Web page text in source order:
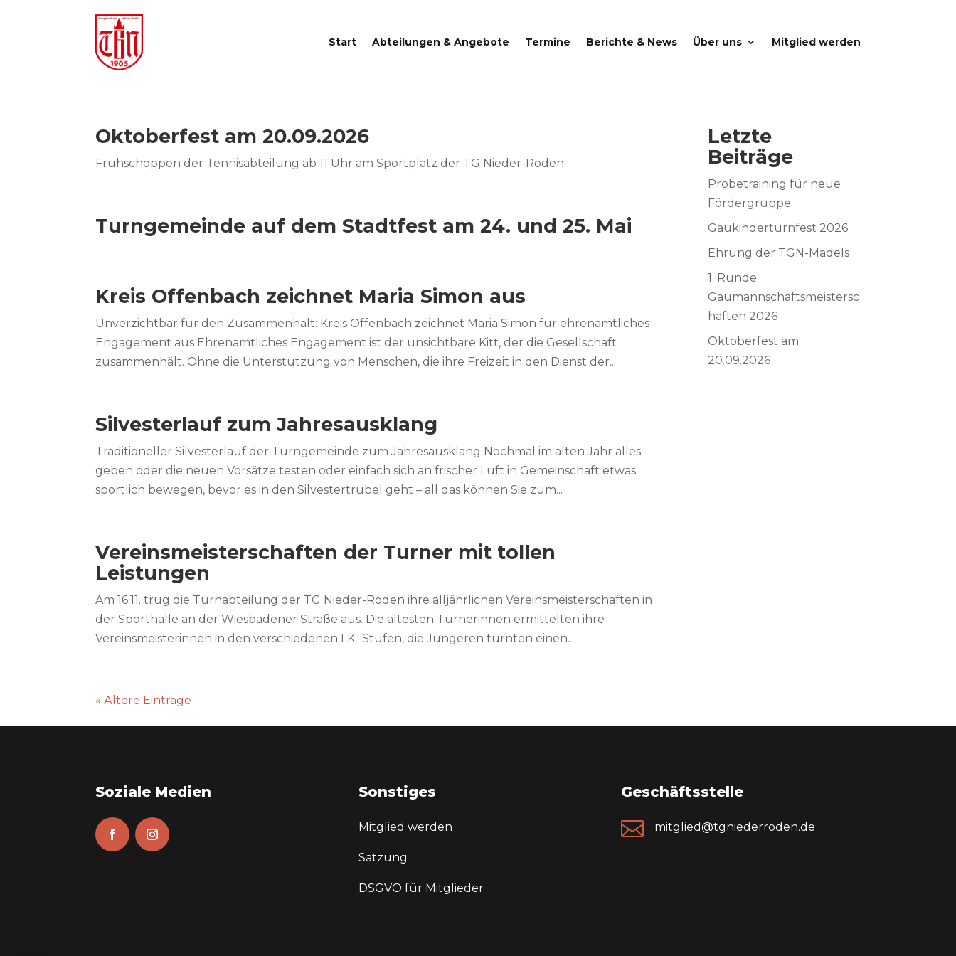
Start Abteilungen & Angebote Termine Berichte & News Über uns Mitglied werden
Oktoberfest am 20.09.2026
Frühschoppen der Tennisabteilung ab 11 Uhr am Sportplatz der TG Nieder-Roden
Turngemeinde auf dem Stadtfest am 24. und 25. Mai
Kreis Offenbach zeichnet Maria Simon aus
Unverzichtbar für den Zusammenhalt: Kreis Offenbach zeichnet Maria Simon für ehrenamtliches
Engagement aus Ehrenamtliches Engagement ist der unsichtbare Kitt, der die Gesellschaft
zusammenhält. Ohne die Unterstützung von Menschen, die ihre Freizeit in den Dienst der...
Silvesterlauf zum Jahresausklang
Traditioneller Silvesterlauf der Turngemeinde zum Jahresausklang Nochmal im alten Jahr alles
geben oder die neuen Vorsätze testen oder einfach sich an frischer Luft in Gemeinschaft etwas
sportlich bewegen, bevor es in den Silvestertrubel geht – all das können Sie zum...
Vereinsmeisterschaften der Turner mit tollen
Leistungen
Am 16.11. trug die Turnabteilung der TG Nieder-Roden ihre alljährlichen Vereinsmeisterschaften in
der Sporthalle an der Wiesbadener Straße aus. Die ältesten Turnerinnen ermittelten ihre
Vereinsmeisterinnen in den verschiedenen LK -Stufen, die Jüngeren turnten einen...
« Ältere Einträge
Letzte
Beiträge
Probetraining für neue
Fördergruppe
Gaukinderturnfest 2026
Ehrung der TGN-Mädels
1. Runde
Gaumannschaftsmeistersc
haften 2026
Oktoberfest am
20.09.2026
Soziale Medien Sonstiges
Mitglied werden
Satzung
DSGVO für Mitglieder
Geschäftsstelle
 mitglied@tgniederroden.de